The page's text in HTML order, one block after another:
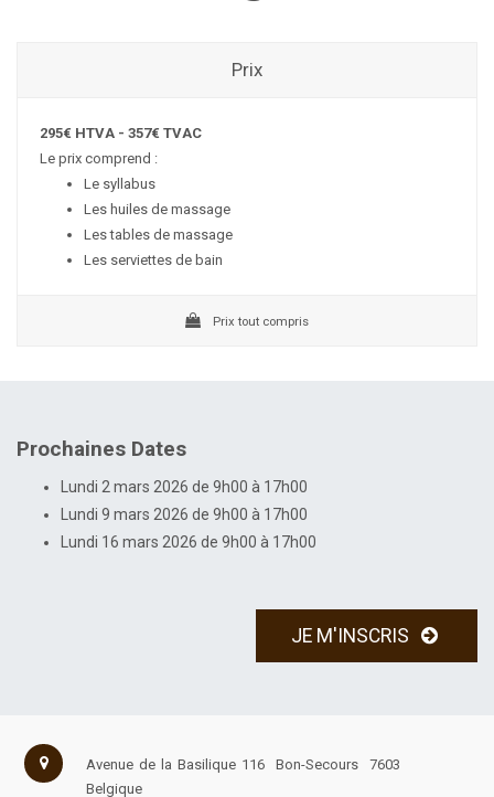
Prix
295€ HTVA - 357€ TVAC
Le prix comprend :
Le syllabus
Les huiles de massage
Les tables de massage
Les serviettes de bain
Prix tout compris
Prochaines Dates
Lundi 2 mars 2026 de 9h00 à 17h00
Lundi 9 mars 2026 de 9h00 à 17h00
Lundi 16 mars 2026 de 9h00 à 17h00
JE M'INSCRIS
Avenue de la Basilique 116 Bon-Secours
7603
Belgique